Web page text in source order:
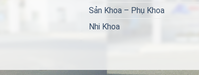
Sản Khoa – Phụ Khoa
Nhi Khoa